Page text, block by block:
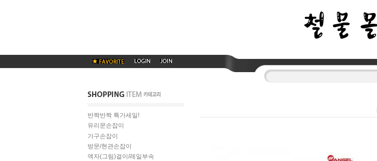
반짝반짝 특가세일!
유리문손잡이
가구손잡이
방문/현관손잡이
액자(그림)걸이/레일부속